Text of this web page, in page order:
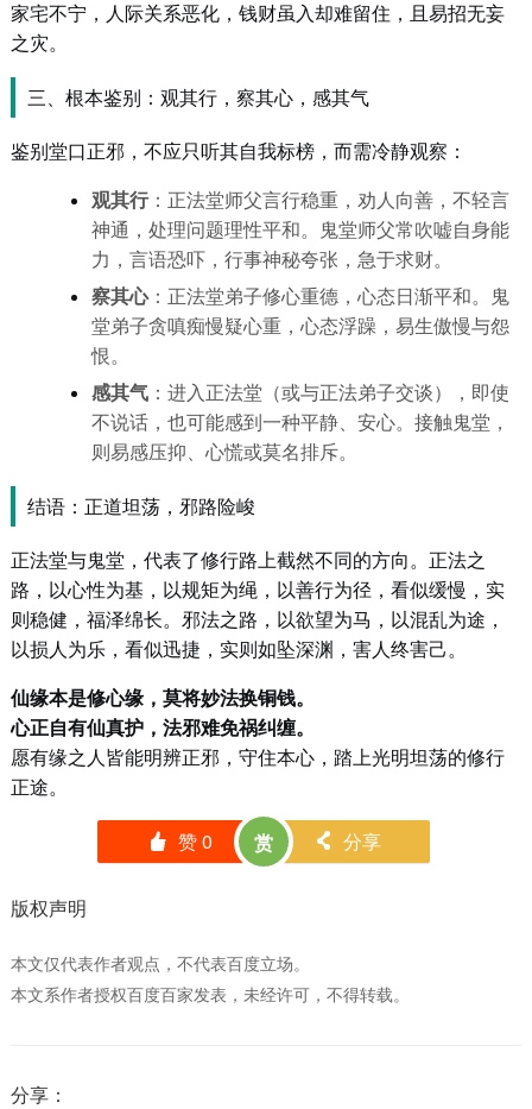
家宅不宁，人际关系恶化，钱财虽入却难留住，且易招无妄
之灾。
三、根本鉴别：观其行，察其心，感其气
鉴别堂口正邪，不应只听其自我标榜，而需冷静观察：
观其行：正法堂师父言行稳重，劝人向善，不轻言
神通，处理问题理性平和。鬼堂师父常吹嘘自身能
力，言语恐吓，行事神秘夸张，急于求财。
察其心：正法堂弟子修心重德，心态日渐平和。鬼
堂弟子贪嗔痴慢疑心重，心态浮躁，易生傲慢与怨
恨。
感其气：进入正法堂（或与正法弟子交谈），即使
不说话，也可能感到一种平静、安心。接触鬼堂，
则易感压抑、心慌或莫名排斥。
结语：正道坦荡，邪路险峻
正法堂与鬼堂，代表了修行路上截然不同的方向。正法之
路，以心性为基，以规矩为绳，以善行为径，看似缓慢，实
则稳健，福泽绵长。邪法之路，以欲望为马，以混乱为途，
以损人为乐，看似迅捷，实则如坠深渊，害人终害己。
仙缘本是修心缘，莫将妙法换铜钱。
心正自有仙真护，法邪难免祸纠缠。
愿有缘之人皆能明辨正邪，守住本心，踏上光明坦荡的修行
正途。
󰄼 赞0 赏 󰄯 分享
版权声明
本文仅代表作者观点，不代表百度立场。
本文系作者授权百度百家发表，未经许可，不得转载。
分享：